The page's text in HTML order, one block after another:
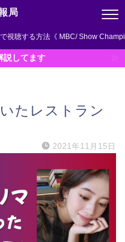
局
視聴する方法《 MBC/ Show
説してます
たレストラン
2021年11月15日